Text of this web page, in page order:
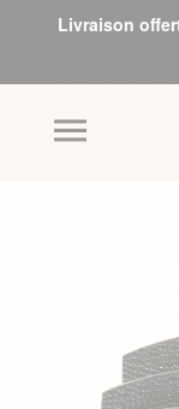
Livraison